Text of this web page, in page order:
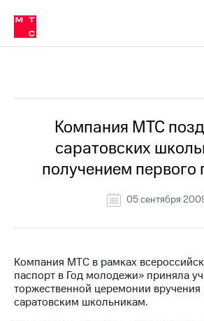
Медиа-центр
и акционерам
Устойчивое развитие
Комплаенс и деловая этика
компании
Карьера
История
компании
Руководство
информация
Контакты
Медиа-центр
Пресс-
релизы
в МТС
Пресс-
релизы
МТС
о технологиях
Компания МТС
саратовских
получением первого
05 сентября
Компания МТС в рамках
паспорт в Год молодежи» приняла
торжественной церемонии вручения
саратовским школьникам.